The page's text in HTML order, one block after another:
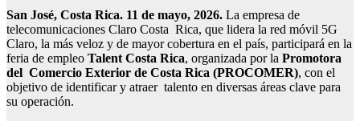
San José, Costa Rica. 11 de mayo, 2026. La empresa de
telecomunicaciones Claro Costa Rica, que lidera la red móvil 5G
Claro, la más veloz y de mayor cobertura en el país, participará en la
feria de empleo Talent Costa Rica, organizada por la Promotora
del Comercio Exterior de Costa Rica (PROCOMER), con el
objetivo de identificar y atraer talento en diversas áreas clave para
su operación.